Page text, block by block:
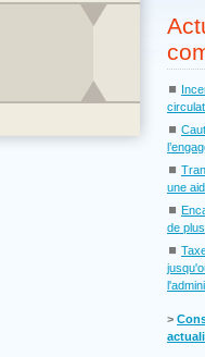
⏹
⏹
⏹
une
⏹
de plus
⏹
˃